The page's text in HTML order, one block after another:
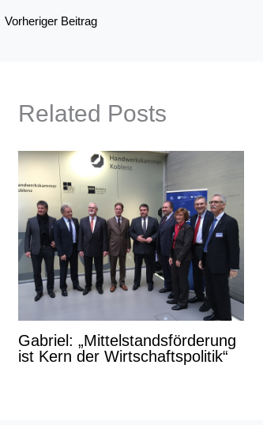
Vorheriger Beitrag
Related Posts
Gabriel: „Mittelstandsförderung
ist Kern der Wirtschaftspolitik“